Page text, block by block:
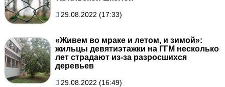
29.08.2022 (17:33)
«Живем во мраке и летом, и зимой»:
жильцы девятиэтажки на ГГМ несколько
лет страдают из-за разросшихся
деревьев
29.08.2022 (16:49)